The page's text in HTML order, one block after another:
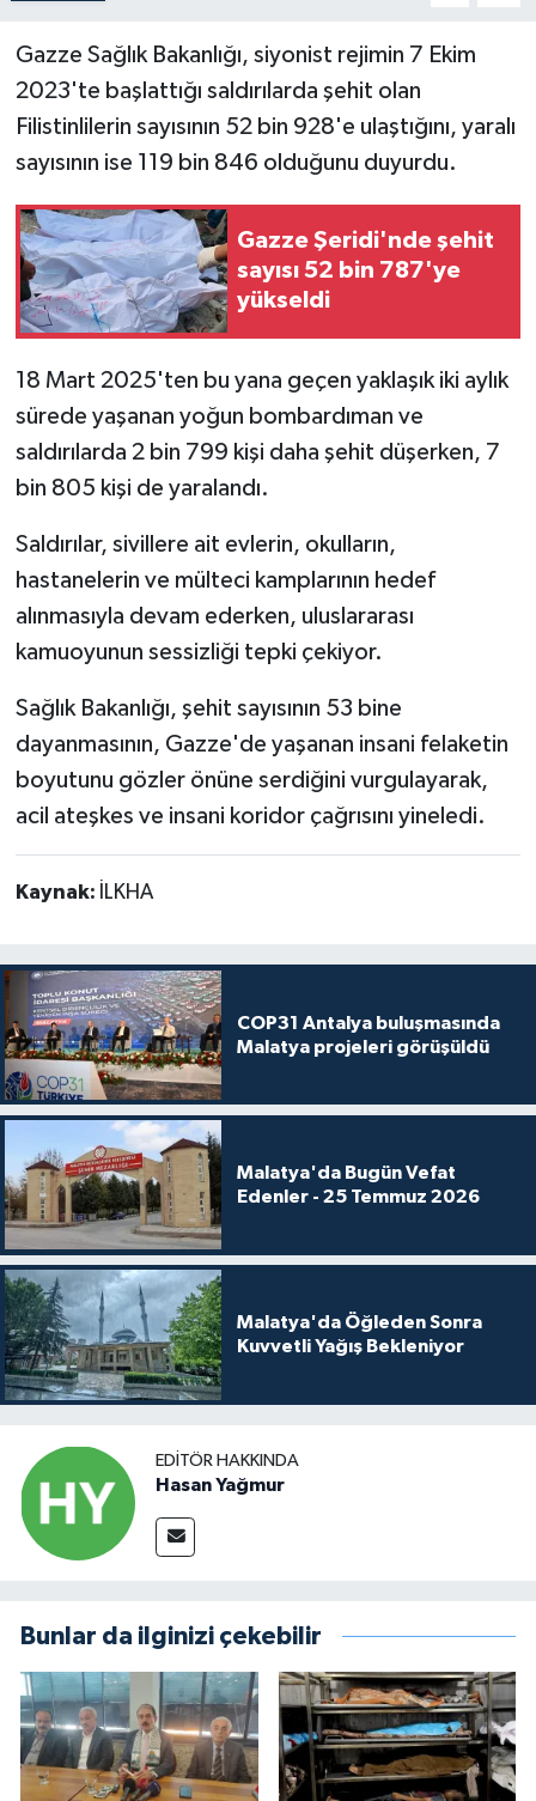
Gazze Sağlık Bakanlığı, siyonist rejimin 7 Ekim
2023'te başlattığı saldırılarda şehit olan
Filistinlilerin sayısının 52 bin 928'e ulaştığını, yaralı
sayısının ise 119 bin 846 olduğunu duyurdu.
Gazze Şeridi'nde şehit
sayısı 52 bin 787'ye
yükseldi
18 Mart 2025'ten bu yana geçen yaklaşık iki aylık
sürede yaşanan yoğun bombardıman ve
saldırılarda 2 bin 799 kişi daha şehit düşerken, 7
bin 805 kişi de yaralandı.
Saldırılar, sivillere ait evlerin, okulların,
hastanelerin ve mülteci kamplarının hedef
alınmasıyla devam ederken, uluslararası
kamuoyunun sessizliği tepki çekiyor.
Sağlık Bakanlığı, şehit sayısının 53 bine
dayanmasının, Gazze'de yaşanan insani felaketin
boyutunu gözler önüne serdiğini vurgulayarak,
acil ateşkes ve insani koridor çağrısını yineledi.
Kaynak: İLKHA
COP31 Antalya buluşmasında
Malatya projeleri görüşüldü
Malatya'da Bugün Vefat
Edenler - 25 Temmuz 2026
Malatya'da Öğleden Sonra
Kuvvetli Yağış Bekleniyor
EDITÖR HAKKINDA
Hasan Yağmur
Bunlar da ilginizi çekebilir